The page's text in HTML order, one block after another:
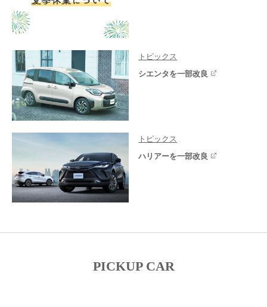
トピックス
シエンタを一部改良
トピックス
ハリアーを一部改良
PICKUP CAR